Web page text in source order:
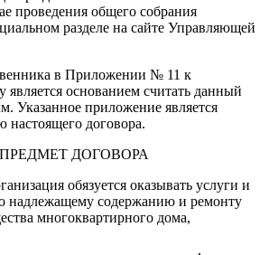
проведения общего собрания
разделе на сайте Управляющей
в Приложении № 11 к
является основанием считать данный
Указанное приложение является
настоящего договора.
ПРЕДМЕТ ДОГОВОРА
обязуется оказывать услуги и
надлежащему содержанию и ремонту
многоквартирного дома,